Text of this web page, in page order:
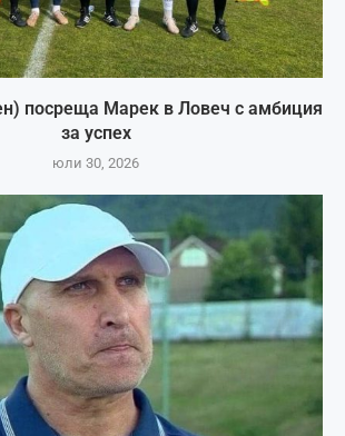
посреща Марек в Ловеч с амбиция
за успех
юли 30, 2026